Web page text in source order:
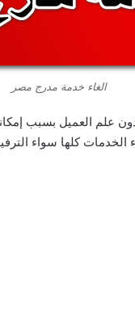
الغاء خدمة مدرج مصر
علم العميل بسبب
الخدمات كلها سواء